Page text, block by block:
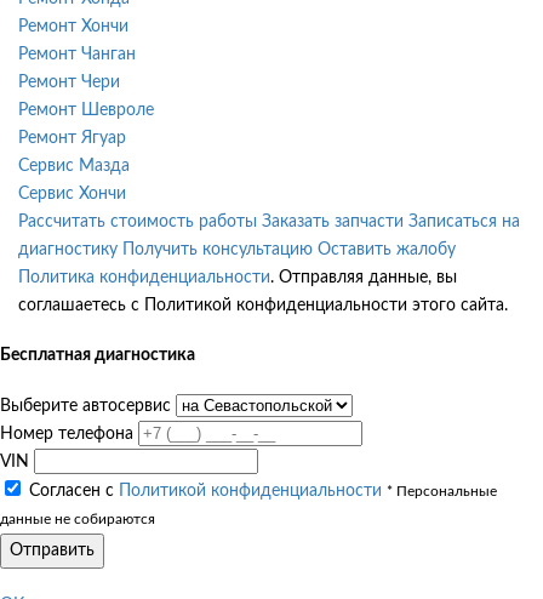
Ремонт Хончи
Ремонт Чанган
Ремонт Чери
Ремонт Шевроле
Ремонт Ягуар
Сервис Мазда
Сервис Хончи
Рассчитать стоимость работы Заказать запчасти Записаться на
диагностику
Получить консультацию Оставить жалобу
Политика конфиденциальности. Отправляя данные, вы
соглашаетесь с Политикой конфиденциальности этого сайта.
Бесплатная диагностика
Выберите автосервис
Номер телефона
VIN
Согласен с
Политикой конфиденциальности * Персональные
данные не собираются
Отправить